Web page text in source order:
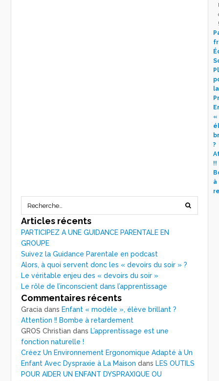
la
«
?
!!
à
Articles récents
PARTICIPEZ A UNE GUIDANCE PARENTALE EN
GROUPE
Suivez la Guidance Parentale en podcast
Alors, à quoi servent donc les « devoirs du soir » ?
Le véritable enjeu des « devoirs du soir »
Le rôle de l’inconscient dans l’apprentissage
Commentaires récents
Gracia dans Enfant « modèle », élève brillant ?
Attention !! Bombe à retardement
GROS Christian dans L’apprentissage est une
fonction naturelle !
Créez Un Environnement Ergonomique Adapté à Un
Enfant Avec Dyspraxie à La Maison dans LES OUTILS
POUR AIDER UN ENFANT DYSPRAXIQUE OU